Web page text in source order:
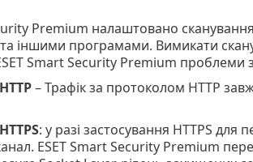
Premium налаштовано сканування
іншими програмами. Вимикати
Smart Security Premium
– Трафік за протоколом HTTP
: у разі застосування HTTPS для
ESET Smart Security Premium